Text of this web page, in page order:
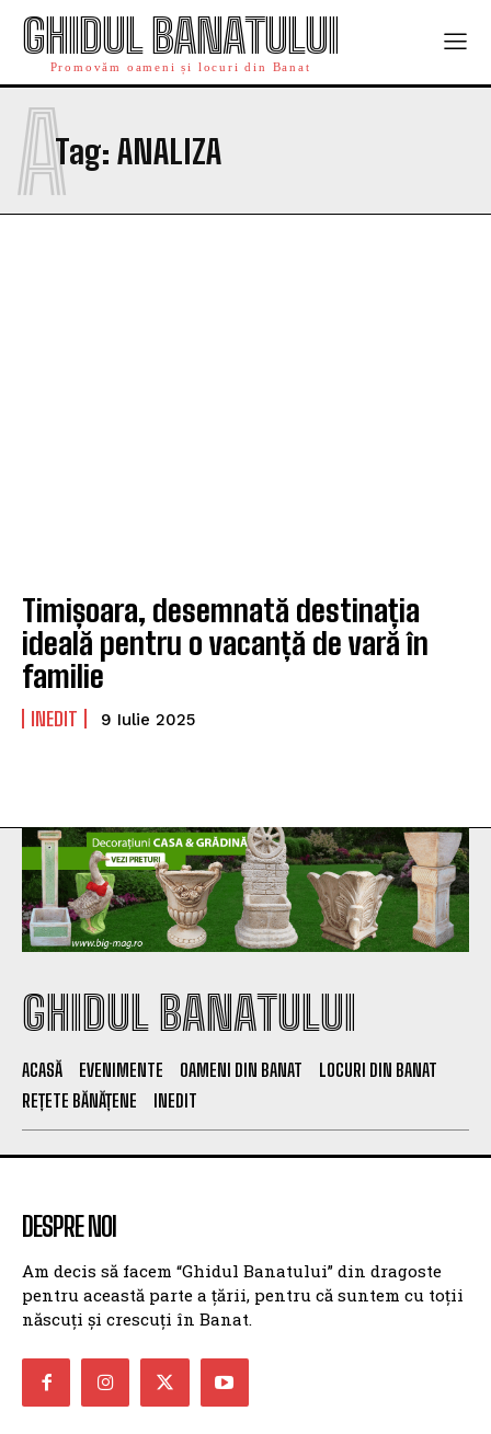
GHIDUL BANATULUI
Promovăm oameni și locuri din Banat
Tag: ANALIZA
A
Timișoara, desemnată destinația
ideală pentru o vacanță de vară în
familie
INEDIT 9 Iulie 2025
GHIDUL BANATULUI
ACASĂ EVENIMENTE OAMENI DIN BANAT
LOCURI DIN BANAT
REȚETE BĂNĂȚENE
INEDIT
DESPRE NOI
Am decis să facem “Ghidul Banatului” din dragoste
pentru această parte a țării, pentru că suntem cu toții
născuți și crescuți în Banat.